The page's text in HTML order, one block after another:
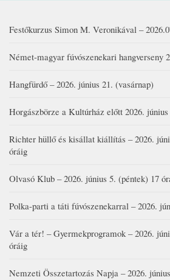
Festőkurzus Simon M. Veronikával –
Német-magyar fúvószenekari hangverseny
Hangfürdő – 2026. június 21. (vasárnap)
Horgászbörze a Kultúrház előtt 2026.
Richter hüllő és kisállat kiállítás – 2026.
óráig
Olvasó Klub – 2026. június 5. (péntek) 17
Polka-parti a táti fúvószenekarral – 2026.
Vár a tér! – Gyermekprogramok – 2026.
óráig
Nemzeti Összetartozás Napja – 2026.